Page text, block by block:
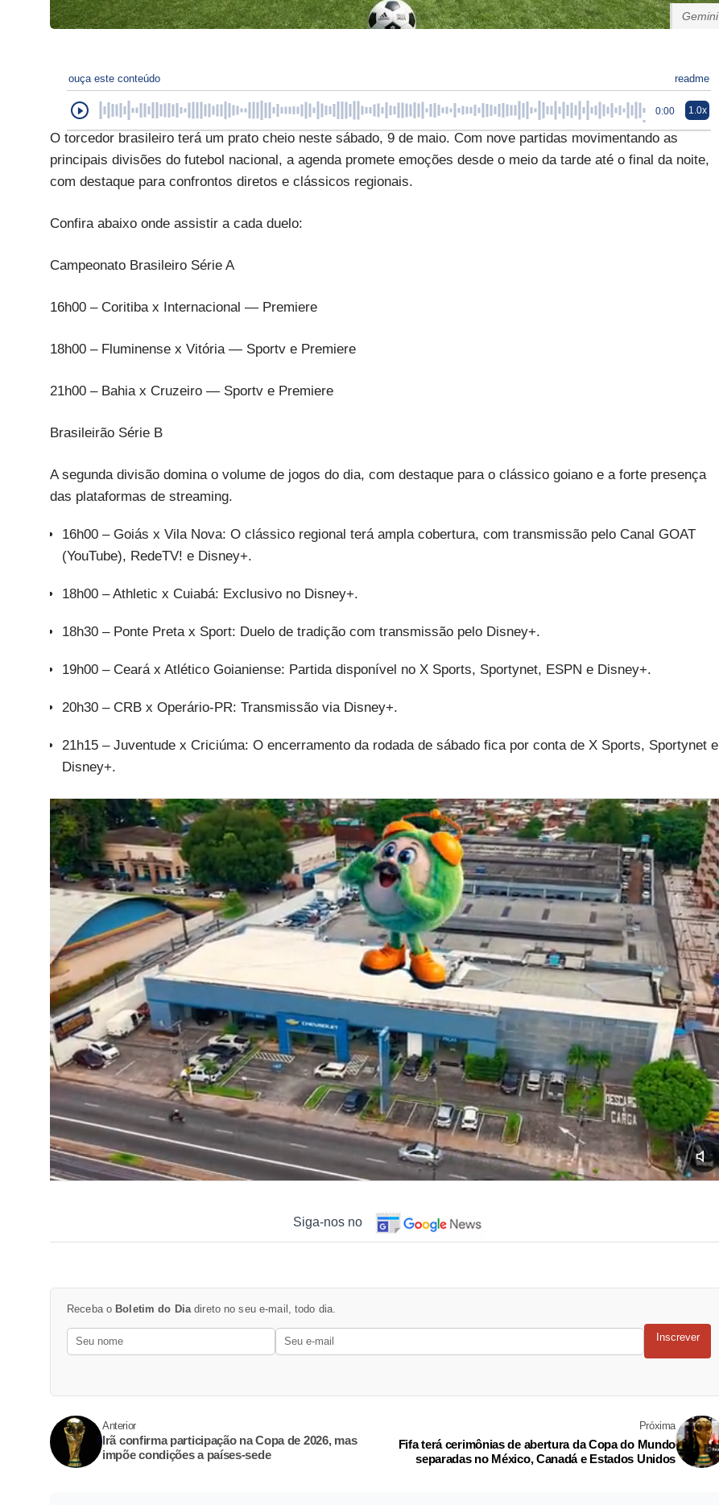
Gemini
ouça este conteúdo readme
0:00 1.0x
O torcedor brasileiro terá um prato cheio neste sábado, 9 de maio. Com nove partidas movimentando as
principais divisões do futebol nacional, a agenda promete emoções desde o meio da tarde até o final da noite,
com destaque para confrontos diretos e clássicos regionais.
Confira abaixo onde assistir a cada duelo:
Campeonato Brasileiro Série A
16h00 – Coritiba x Internacional — Premiere
18h00 – Fluminense x Vitória — Sportv e Premiere
21h00 – Bahia x Cruzeiro — Sportv e Premiere
Brasileirão Série B
A segunda divisão domina o volume de jogos do dia, com destaque para o clássico goiano e a forte presença
das plataformas de streaming.
16h00 – Goiás x Vila Nova: O clássico regional terá ampla cobertura, com transmissão pelo Canal GOAT
(YouTube), RedeTV! e Disney+.
18h00 – Athletic x Cuiabá: Exclusivo no Disney+.
18h30 – Ponte Preta x Sport: Duelo de tradição com transmissão pelo Disney+.
19h00 – Ceará x Atlético Goianiense: Partida disponível no X Sports, Sportynet, ESPN e Disney+.
20h30 – CRB x Operário-PR: Transmissão via Disney+.
21h15 – Juventude x Criciúma: O encerramento da rodada de sábado fica por conta de X Sports, Sportynet e
Disney+.
Siga-nos no
Receba o Boletim do Dia direto no seu e-mail, todo dia.
Inscrever
Anterior
Irã confirma participação na Copa de 2026, mas
impõe condições a países-sede
Próxima
Fifa terá cerimônias de abertura da Copa do Mundo
separadas no México, Canadá e Estados Unidos